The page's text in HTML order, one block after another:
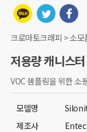
크로마토크래피 > 소
저용량 캐니스터
VOC 샘플링을 위한
모델명
제조사